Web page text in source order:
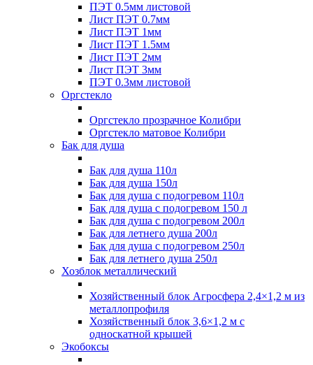
ПЭТ 0.5мм листовой
Лист ПЭТ 0.7мм
Лист ПЭТ 1мм
Лист ПЭТ 1.5мм
Лист ПЭТ 2мм
Лист ПЭТ 3мм
ПЭТ 0.3мм листовой
Оргстекло
Оргстекло прозрачное Колибри
Оргстекло матовое Колибри
Бак для душа
Бак для душа 110л
Бак для душа 150л
Бак для душа с подогревом 110л
Бак для душа с подогревом 150 л
Бак для душа с подогревом 200л
Бак для летнего душа 200л
Бак для душа с подогревом 250л
Бак для летнего душа 250л
Хозблок металлический
Хозяйственный блок Агросфера 2,4×1,2 м из
металлопрофиля
Хозяйственный блок 3,6×1,2 м с
односкатной крышей
Экобоксы